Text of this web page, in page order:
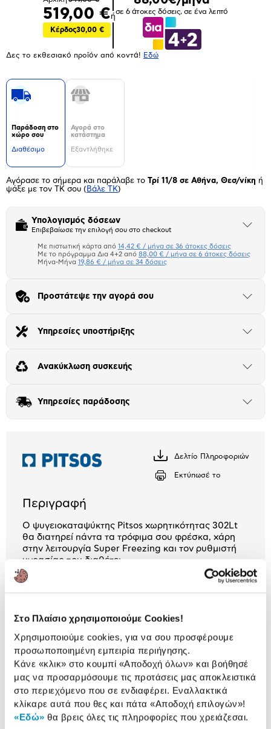
Στο Πλαίσιο χρησιμοποιούμε Cookies!
Χρησιμοποιούμε cookies, για να σου προσφέρουμε
προσωποποιημένη εμπειρία περιήγησης.
Κάνε «κλικ» στο κουμπί «Αποδοχή όλων» και βοήθησέ
μας να προσαρμόσουμε τις προτάσεις μας αποκλειστικά
στο περιεχόμενο που σε ενδιαφέρει. Εναλλακτικά
κλίκαρε αυτά που θες και πάτα «Αποδοχή επιλογών»!
«Εδώ» θα βρεις όλες τις πληροφορίες που χρειάζεσαι.
519,00 €
Κέρδος30,00 €
ή
σε 6 άτοκες δόσεις, σε ένα λεπτό
Δες το εκθεσιακό προϊόν από κοντά! Eδώ
Παράδοση στο
χώρο σου
Διαθέσιμο
Αγορά στο
κατάστημα
Εξαντλήθηκε
Αγόρασε το σήμερα και παράλαβε το Τρί 11/8 σε Αθήνα, Θεσ/νίκη ή
ψάξε με τον ΤΚ σου ( Βάλε ΤΚ)
Υπολογισμός δόσεων
Επιβεβαίωσε την επιλογή σου στο checkout
Άνοιξε
Πιστωτική κάρτα
Μήνα Μήνα
Αριθμός δόσεων
Με πιστωτική κάρτα από 14,42 € / μήνα σε 36 άτοκες δόσεις
Με το πρόγραμμα Δια 4+2 από 88,00 € / μήνα σε 6 άτοκες δόσεις
Μήνα-Μήνα 19,86 € / μήνα σε 34 δόσεις
Προστάτεψε την αγορά σου
Άνοιξε
Υπηρεσίες υποστήριξης
Άνοιξε
Ανακύκλωση συσκευής
Άνοιξε
Υπηρεσίες παράδοσης
Άνοιξε
Κατέβασέ
το
Δελτίο Πληροφοριών
Εκτύπωσέ το
Περιγραφή
Ο ψυγειοκαταψύκτης Pitsos χωρητικότητας 302Lt
θα διατηρεί πάντα τα τρόφιμα σου φρέσκα, χάρη
στην λειτουργία Super Freezing και τον ρυθμιστή
υγρασίας που διαθέτει.
2 Έτη εγγύηση Προμηθευτή
Καθαρή χωρητικότητα
Διαστάσεις (ΥxΠxΒ): 186 cm x 60 cm x 66 cm
Ενεργειακή κλάση: E
Τύπος ψύξης: No Frost